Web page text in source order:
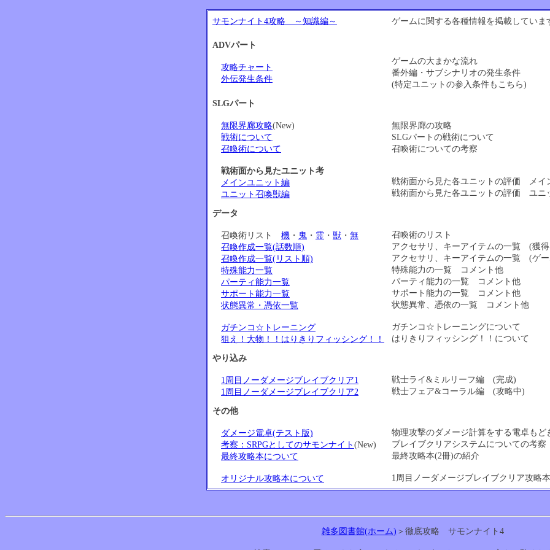
サモンナイト4攻略 ～知識編～ ゲームに関する各種情報を掲載していま
ADVパート
攻略チャート
外伝発生条件
ゲームの大まかな流れ
番外編・サブシナリオの発生条件
(特定ユニットの参入条件もこちら)
SLGパート
無限界廊攻略(New)
戦術について
召喚術について
戦術面から見たユニット考
メインユニット編
ユニット召喚獣編
無限界廊の攻略
SLGパートの戦術について
召喚術についての考察
戦術面から見た各ユニットの評価 メイ
戦術面から見た各ユニットの評価 ユニ
データ
召喚術リスト 機 ・ 鬼 ・ 霊 ・ 獣 ・ 無
召喚作成一覧(話数順)
召喚作成一覧(リスト順)
特殊能力一覧
パーティ能力一覧
サポート能力一覧
状態異常・憑依一覧
ガチンコ☆トレーニング
狙え！大物！！はりきりフィッシング！！
召喚術のリスト
アクセサリ、キーアイテムの一覧 (獲
アクセサリ、キーアイテムの一覧 (ゲ
特殊能力の一覧 コメント他
パーティ能力の一覧 コメント他
サポート能力の一覧 コメント他
状態異常、憑依の一覧 コメント他
ガチンコ☆トレーニングについて
はりきりフィッシング！！について
やり込み
1周目ノーダメージブレイブクリア1
1周目ノーダメージブレイブクリア2
戦士ライ&ミルリーフ編 (完成)
戦士フェア&コーラル編 (攻略中)
その他
ダメージ電卓(テスト版)
考察：SRPGとしてのサモンナイト(New)
最終攻略本について
オリジナル攻略本について
物理攻撃のダメージ計算をする電卓もど
ブレイブクリアシステムについての考察
最終攻略本(2冊)の紹介
1周目ノーダメージブレイブクリア攻略
雑多図書館(ホーム) ＞徹底攻略 サモンナイト4